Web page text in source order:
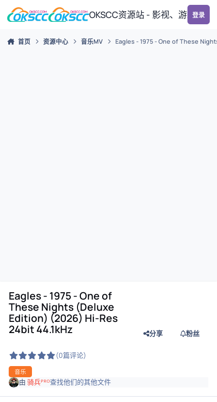
跳转到帖子
OKSCC资源站 - 影视、游戏、
登录
首页 资源中心 音乐MV Eagles - 1975 - One of These
Eagles - 1975 - One of
These Nights (Deluxe
Edition) (2026) Hi-Res
24bit 44.1kHz
(0篇评论)
音乐
分享 粉丝
由骑兵ᴾᴿᴼ查找他们的其他文件